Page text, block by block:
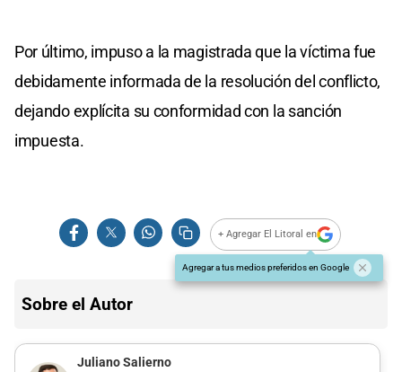
Por último, impuso a la magistrada que la víctima fue
debidamente informada de la resolución del conflicto,
dejando explícita su conformidad con la sanción
impuesta.
+ Agregar El Litoral en
Agregar a tus medios preferidos en Google
Sobre el Autor
Juliano Salierno